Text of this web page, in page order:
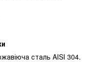
сталь AISI 304.